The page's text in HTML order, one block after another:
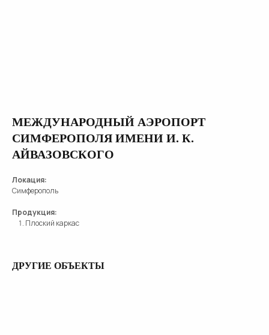
МЕЖДУНАРОДНЫЙ АЭРОПОРТ
СИМФЕРОПОЛЯ ИМЕНИ И. К.
АЙВАЗОВСКОГО
Локация:
Симферополь
Продукция:
Плоский каркас
ДРУГИЕ ОБЪЕКТЫ